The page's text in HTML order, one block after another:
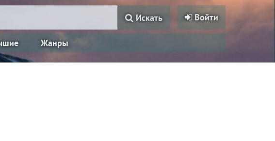
Войти
Искать
Жанры